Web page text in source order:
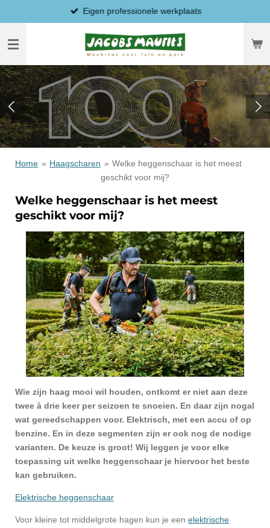
direct
naar
hoofdinhoud
Eigen professionele werkplaats
Home » Haagscharen » Welke heggenschaar is het meest
geschikt voor mij?
Welke heggenschaar is het meest
geschikt voor mij?
Wie zijn haag mooi wil houden, ontkomt er niet aan deze
twee à drie keer per seizoen te snoeien. En daar zijn nogal
wat gereedschappen voor. Elektrisch, met een accu of op
benzine. En in deze segmenten zijn er ook nog de nodige
varianten. De keuze is groot! Wij leggen je voor elke
toepassing uit welke heggenschaar je hiervoor het beste
kan gebruiken.
Elektrische heggenschaar
Voor kleine tot middelgrote hagen kun je een elektrische